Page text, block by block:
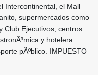
Intercontinental, el Mall
supermercados como
Club Ejecutivos, centros
y hotelera.
pÃºblico. IMPUESTO